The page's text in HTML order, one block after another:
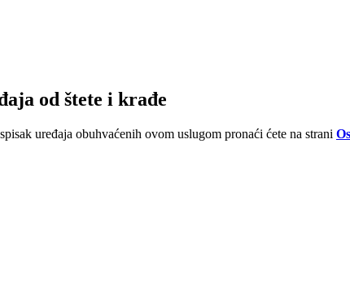
od štete i krađe
uređaja obuhvaćenih ovom uslugom pronaći ćete na strani